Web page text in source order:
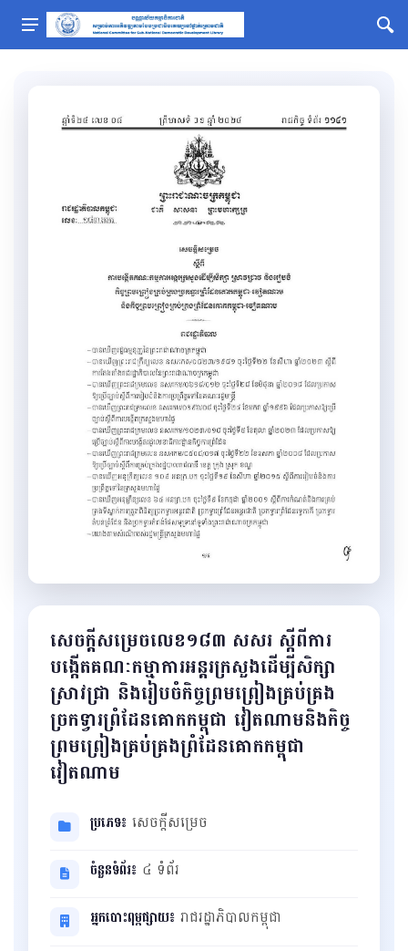
សេចក្តីសម្រេចលេខ១៨៣ សសរ ស្កីពីការ
បង្កើតគណៈកម្មាការអន្តរក្រសួងដើម្បីសិក្សា
ស្រាវជ្រា និងរៀបចំកិច្ចព្រមព្រៀងគ្រប់គ្រង
ច្រកទ្វារព្រំដែនគោកកម្ពុជា វៀតណាមនិងកិច្ច
ព្រមព្រៀងគ្រប់គ្រងព្រំដែនគោកកម្ពុជា
វៀតណាម
ប្រភេទ៖ សេចក្ដីសម្រេច
ចំនួនទំព័រ៖ ៤ ទំព័រ
អ្នកបោះពុម្ពផ្សាយ៖ រាជរដ្ឋាភិបាលកម្ពុជា